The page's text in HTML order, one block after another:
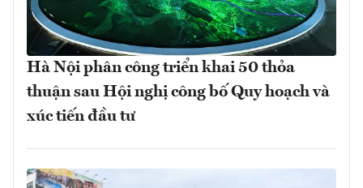
Hà Nội phân công triển khai 50 thỏa
thuận sau Hội nghị công bố Quy hoạch và
xúc tiến đầu tư